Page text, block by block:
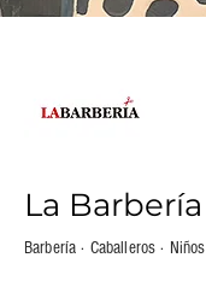
La Barbería
Barbería · Caballeros · Niños